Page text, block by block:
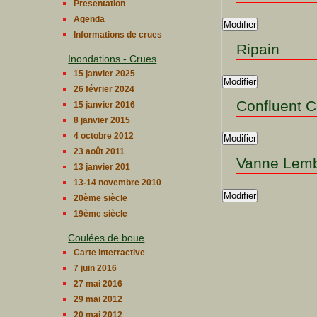
Presentation
Agenda
Informations de crues
Inondations - Crues
15 janvier 2025
26 février 2024
15 janvier 2016
8 janvier 2015
4 octobre 2012
23 août 2011
13 janvier 201
13-14 novembre 2010
20ème siècle
19ème siècle
Coulées de boue
Carte interractive
7 juin 2016
27 mai 2016
29 mai 2012
20 mai 2012
Modifier
Ripain
Modifier
Confluent
Modifier
Vanne
Modifier